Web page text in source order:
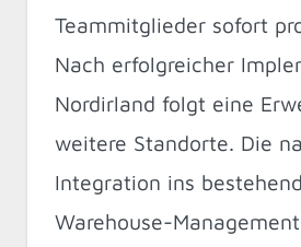
Teammitglieder sofort
Nach erfolgreicher
Nordirland folgt eine
weitere Standorte. Die
Integration ins
Warehouse-